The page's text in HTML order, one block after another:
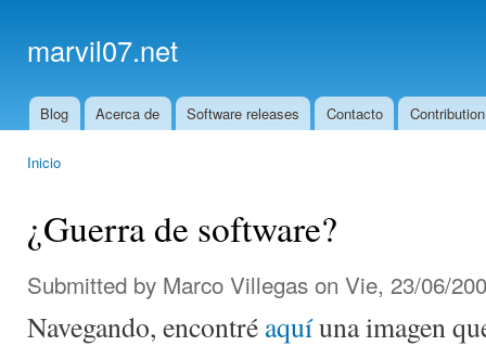
marvil07.net
Main menu
Blog Acerca de Software releases Contacto
Inicio
¿Guerra de software?
Submitted by Marco Villegas on Vie, 23/06/
Navegando, encontré aquíuna imagen